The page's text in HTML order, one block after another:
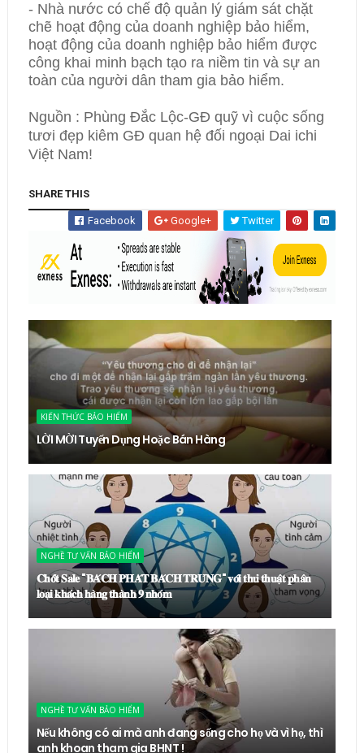
- Nhà nước có chế độ quản lý giám sát chặt
chẽ hoạt động của doanh nghiệp bảo hiểm,
hoạt động của doanh nghiệp bảo hiểm được
công khai minh bạch tạo ra niềm tin và sự an
toàn của người dân tham gia bảo hiểm.
Nguồn : Phùng Đắc Lộc-GĐ quỹ vì cuộc sống
tươi đẹp kiêm GĐ quan hệ đối ngoại Dai ichi
Việt Nam!
SHARE THIS
Facebook Google+ Twitter
KIẾN THỨC BẢO HIỂM
LỜI MỜI Tuyển Dụng Hoặc Bán Hàng
NGHỀ TƯ VẤN BẢO HIỂM
𝐂𝐡𝐨̂́𝐭 𝐒𝐚𝐥𝐞 "𝐁𝐀́𝐂𝐇 𝐏𝐇𝐀́𝐓 𝐁𝐀́𝐂𝐇 𝐓𝐑𝐔́𝐍𝐆" 𝐯𝐨̛́𝐢 𝐭𝐡𝐮̉ 𝐭𝐡𝐮𝐚̣̂𝐭 𝐩𝐡𝐚̂𝐧
𝐥𝐨𝐚̣𝐢 𝐤𝐡𝐚́𝐜𝐡 𝐡𝐚̀𝐧𝐠 𝐭𝐡𝐚̀𝐧𝐡 𝟗 𝐧𝐡𝐨́𝐦
NGHỀ TƯ VẤN BẢO HIỂM
Nếu không có ai mà anh đang sống cho họ và vì họ, thì
anh khoan tham gia BHNT !